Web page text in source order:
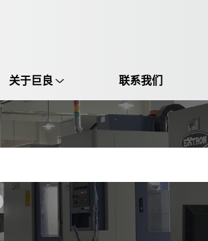
关于巨良 联系我们
选择语言:
中文 / Chinese